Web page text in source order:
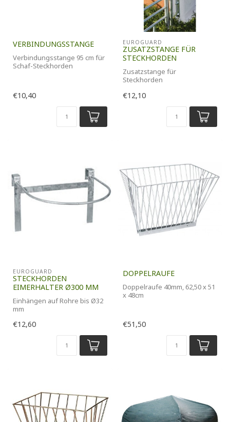
VERBINDUNGSSTANGE
Verbindungsstange 95 cm für
Schaf-Steckhorden
€10,40
EUROGUARD
ZUSATZSTANGE FÜR
STECKHORDEN
Zusatzstange für
Steckhorden
€12,10
EUROGUARD
STECKHORDEN
EIMERHALTER Ø300 MM
Einhängen auf Rohre bis Ø32
mm
€12,60
DOPPELRAUFE
Doppelraufe 40mm, 62,50 x 51
x 48cm
€51,50